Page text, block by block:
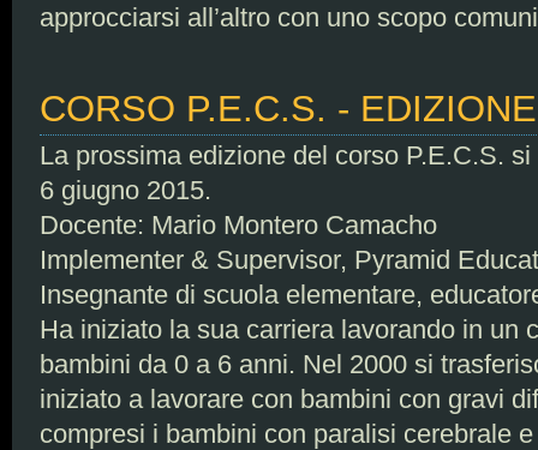
approcciarsi all’altro con uno scopo
CORSO P.E.C.S. -
La prossima edizione del corso P.E.C.S.
6 giugno 2015.
Docente: Mario Montero Camacho
Implementer & Supervisor, Pyramid
Insegnante di scuola elementare,
Ha iniziato la sua carriera lavorando in un
bambini da 0 a 6 anni. Nel 2000 si
iniziato a lavorare con bambini con gravi
compresi i bambini con paralisi cerebrale